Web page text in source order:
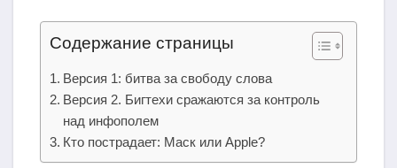
Содержание страницы
Версия 1: битва за свободу слова
Версия 2. Бигтехи сражаются за контроль
над инфополем
Кто пострадает: Маск или Apple?